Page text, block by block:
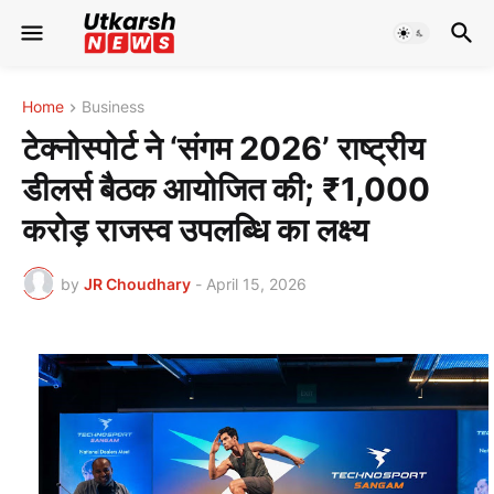
Home Business
टेक्नोस्पोर्ट ने ‘संगम 2026’ राष्ट्रीय
डीलर्स बैठक आयोजित की; ₹1,000
करोड़ राजस्व उपलब्धि का लक्ष्य
by JR Choudhary - April 15, 2026